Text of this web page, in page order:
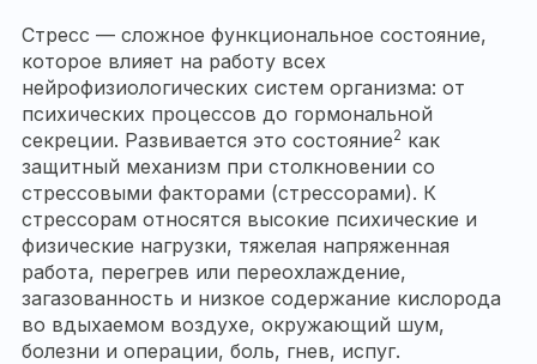
Стресс — сложное функциональное состояние,
которое влияет на работу всех
нейрофизиологических систем организма: от
психических процессов до гормональной
секреции. Развивается это состояние2 как
защитный механизм при столкновении со
стрессовыми факторами (стрессорами). К
стрессорам относятся высокие психические и
физические нагрузки, тяжелая напряженная
работа, перегрев или переохлаждение,
загазованность и низкое содержание кислорода
во вдыхаемом воздухе, окружающий шум,
болезни и операции, боль, гнев, испуг.